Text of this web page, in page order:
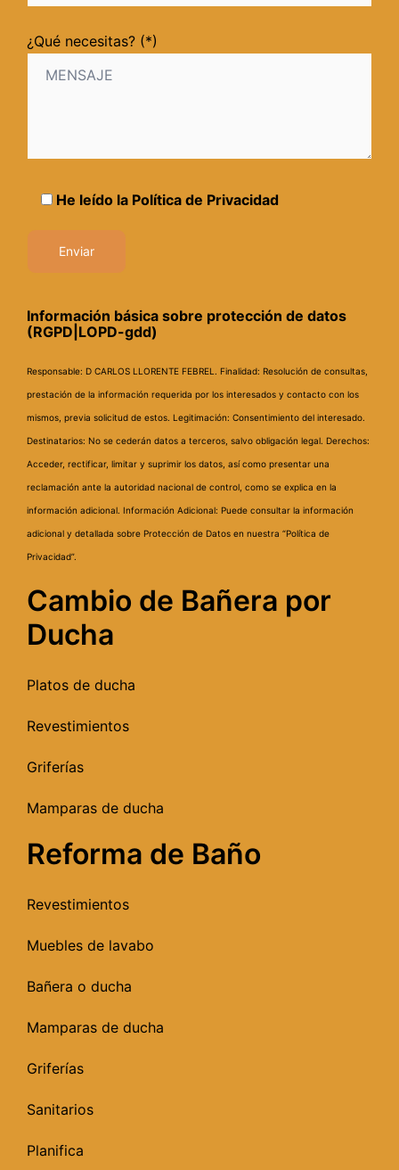
¿Qué necesitas? (*)
He leído la Política de Privacidad
Información básica sobre protección de datos
(RGPD|LOPD-gdd)
Responsable: D CARLOS LLORENTE FEBREL. Finalidad: Resolución de consultas,
prestación de la información requerida por los interesados y contacto con los
mismos, previa solicitud de estos. Legitimación: Consentimiento del interesado.
Destinatarios: No se cederán datos a terceros, salvo obligación legal. Derechos:
Acceder, rectificar, limitar y suprimir los datos, así como presentar una
reclamación ante la autoridad nacional de control, como se explica en la
información adicional. Información Adicional: Puede consultar la información
adicional y detallada sobre Protección de Datos en nuestra “Política de
Privacidad”.
Cambio de Bañera por
Ducha
Platos de ducha
Revestimientos
Griferías
Mamparas de ducha
Reforma de Baño
Revestimientos
Muebles de lavabo
Bañera o ducha
Mamparas de ducha
Griferías
Sanitarios
Planifica